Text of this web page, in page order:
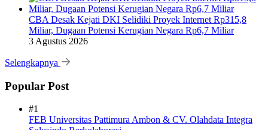
CBA Desak Kejati DKI Selidiki Proyek Internet Rp315,8
Miliar, Dugaan Potensi Kerugian Negara Rp6,7 Miliar
3 Agustus 2026
Selengkapnya
Popular Post
#1
FEB Universitas Pattimura Ambon & CV. Olahdata Integra